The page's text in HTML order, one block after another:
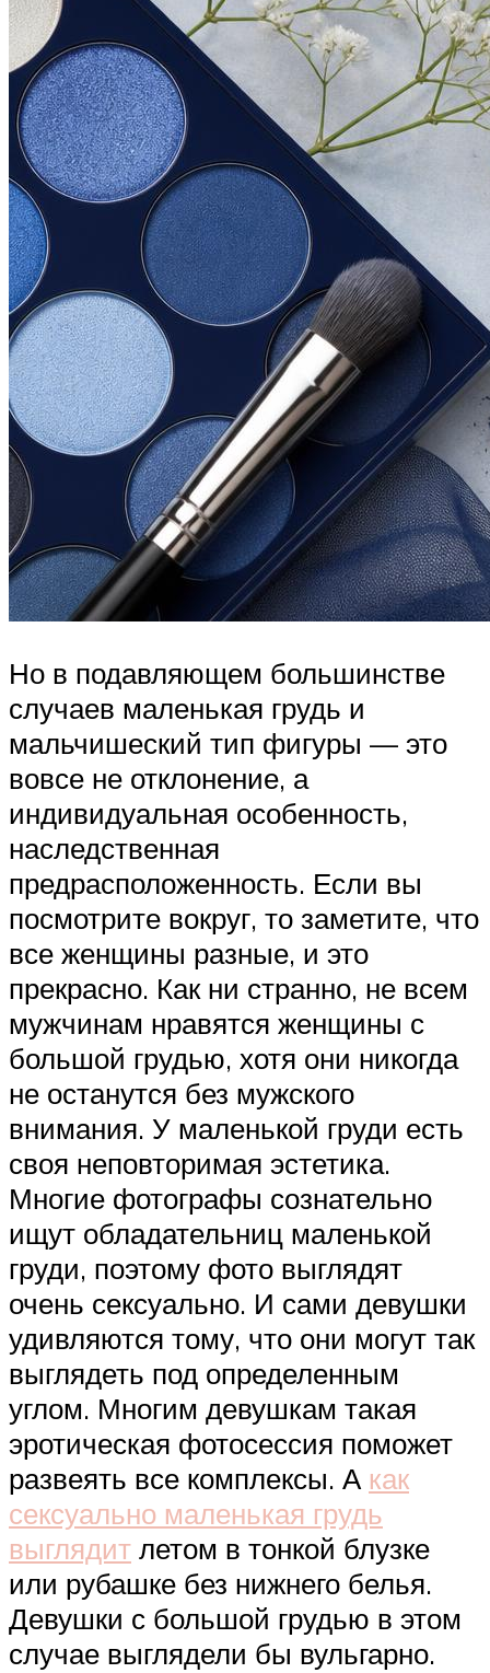
Но в подавляющем большинстве
случаев маленькая грудь и
мальчишеский тип фигуры — это
вовсе не отклонение, а
индивидуальная особенность,
наследственная
предрасположенность. Если вы
посмотрите вокруг, то заметите, что
все женщины разные, и это
прекрасно. Как ни странно, не всем
мужчинам нравятся женщины с
большой грудью, хотя они никогда
не останутся без мужского
внимания. У маленькой груди есть
своя неповторимая эстетика.
Многие фотографы сознательно
ищут обладательниц маленькой
груди, поэтому фото выглядят
очень сексуально. И сами девушки
удивляются тому, что они могут так
выглядеть под определенным
углом. Многим девушкам такая
эротическая фотосессия поможет
развеять все комплексы. А как
сексуально маленькая грудь
выглядит летом в тонкой блузке
или рубашке без нижнего белья.
Девушки с большой грудью в этом
случае выглядели бы вульгарно.